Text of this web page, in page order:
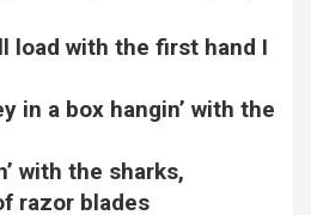
load with the first hand I
in a box hangin’ with the
with the sharks,
razor blades